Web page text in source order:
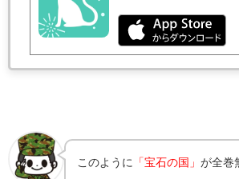
このように 「宝石の国」が全巻